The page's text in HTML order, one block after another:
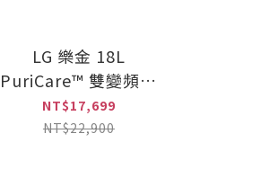
LG 樂金 18L
PuriCare™ 雙變頻除
濕機(DD181MWE0)
NT$17,699
NT$22,900